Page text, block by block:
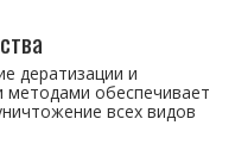
дератизации и
методами обеспечивает
всех видов